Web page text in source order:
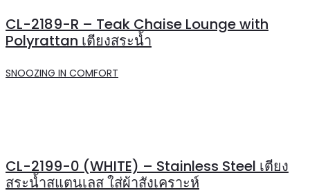
CL-2189-R – Teak Chaise Lounge with
Polyrattan เตียงสระน้ำ
SNOOZING IN COMFORT
CL-2199-0 (WHITE) – Stainless Steel เตียง
สระน้ำสแตนเลส ใส่ผ้าสังเคราะห์